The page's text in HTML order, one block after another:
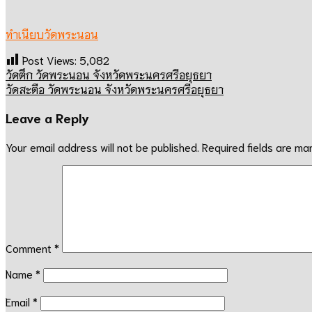
ทำเนียบวัดพระนอน
Post Views: 5,082
วัดตึก วัดพระนอน จังหวัดพระนครศรีอยุธยา
วัดสะตือ วัดพระนอน จังหวัดพระนครศรีอยุธยา
Leave a Reply
Your email address will not be published. Required fields are
Comment *
Name *
Email *